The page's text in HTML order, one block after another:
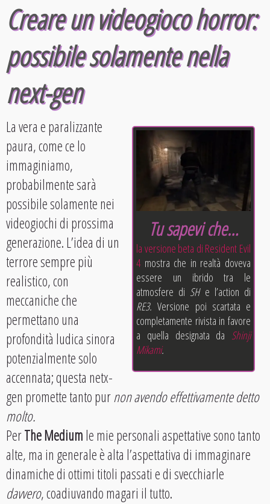
Creare un videogioco horror:
possibile solamente nella
next-gen
Tu sapevi che…
la versione beta di Resident Evil
4 mostra che in realtà doveva
essere un ibrido tra le
atmosfere di SHe l’action di
RE3.Versione poi scartata e
completamente rivista in favore
a quella designata da Shinji
Mikami.
La vera e paralizzante
paura, come ce lo
immaginiamo,
probabilmente sarà
possibile solamente nei
videogiochi di prossima
generazione. L’idea di un
terrore sempre più
realistico, con
meccaniche che
permettano una
profondità ludica sinora
potenzialmente solo
accennata; questa netx-
gen promette tanto purnon avendo effettivamente detto
molto.
PerThe Mediumle mie personali aspettative sono tanto
alte, ma in generale è alta l’aspettativa di immaginare
dinamiche di ottimi titoli passati e di svecchiarle
davvero, coadiuvando magari il tutto.